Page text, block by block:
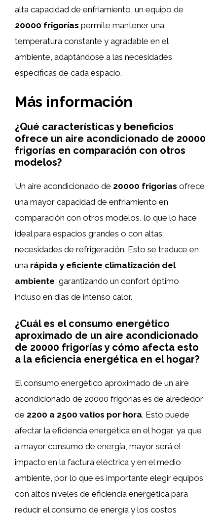
alta capacidad de enfriamiento, un equipo de
20000 frigorías permite mantener una
temperatura constante y agradable en el
ambiente, adaptándose a las necesidades
específicas de cada espacio.
Más información
¿Qué características y beneficios
ofrece un aire acondicionado de 20000
frigorías en comparación con otros
modelos?
Un aire acondicionado de 20000 frigorías ofrece
una mayor capacidad de enfriamiento en
comparación con otros modelos, lo que lo hace
ideal para espacios grandes o con altas
necesidades de refrigeración. Esto se traduce en
una rápida y eficiente climatización del
ambiente, garantizando un confort óptimo
incluso en días de intenso calor.
¿Cuál es el consumo energético
aproximado de un aire acondicionado
de 20000 frigorías y cómo afecta esto
a la eficiencia energética en el hogar?
El consumo energético aproximado de un aire
acondicionado de 20000 frigorías es de alrededor
de 2200 a 2500 vatios por hora. Esto puede
afectar la eficiencia energética en el hogar, ya que
a mayor consumo de energía, mayor será el
impacto en la factura eléctrica y en el medio
ambiente, por lo que es importante elegir equipos
con altos niveles de eficiencia energética para
reducir el consumo de energía y los costos